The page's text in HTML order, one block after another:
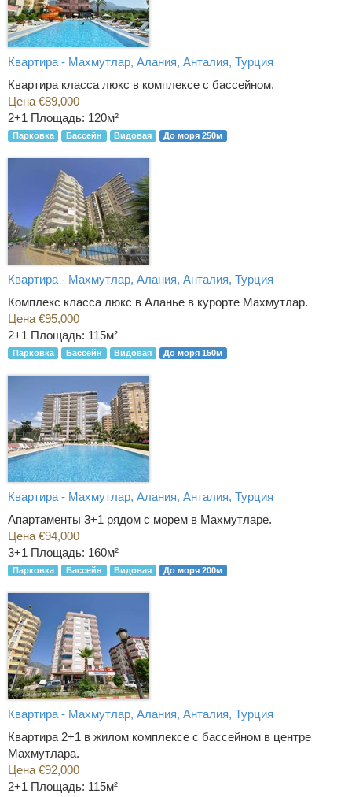
Квартира - Махмутлар, Алания, Анталия, Турция
Квартира класса люкс в комплексе с бассейном.
Цена €89,000
2+1 Площадь: 120м²
Парковка Бассейн Видовая До моря 250м
Квартира - Махмутлар, Алания, Анталия, Турция
Комплекс класса люкс в Аланье в курорте Махмутлар.
Цена €95,000
2+1 Площадь: 115м²
Парковка Бассейн Видовая До моря 150м
Квартира - Махмутлар, Алания, Анталия, Турция
Апартаменты 3+1 рядом с морем в Махмутларе.
Цена €94,000
3+1 Площадь: 160м²
Парковка Бассейн Видовая До моря 200м
Квартира - Махмутлар, Алания, Анталия, Турция
Квартира 2+1 в жилом комплексе с бассейном в центре
Махмутлара.
Цена €92,000
2+1 Площадь: 115м²